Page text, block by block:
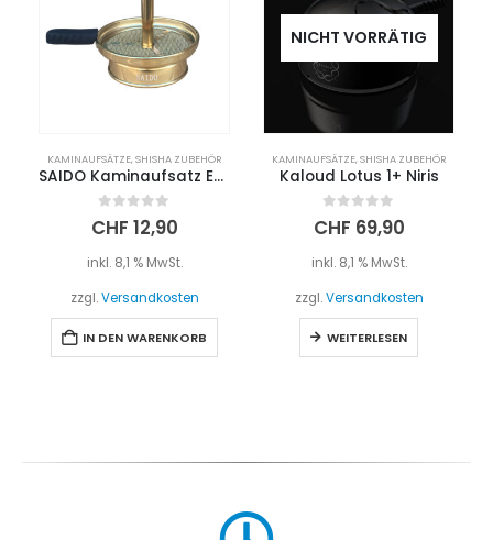
KAMINAUFSÄTZE,SHISHA ZUBEHÖR
SAIDO Kaminaufsatz Edelstahl (70mm) – Gold
0 out of 5
CHF 12,90
inkl. 8,1 % MwSt.
zzgl.Versandkosten
IN DEN WARENKORB
NICHT VORRÄTIG
KAMINAUFSÄTZE,SHISHA ZUBEHÖR
Kaloud Lotus 1+ Niris
0out of 5
CHF 69,90
inkl. 8,1 % MwSt.
zzgl.Versandkosten
WEITERLESEN